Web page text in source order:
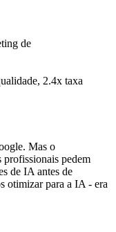
de
2.4x taxa
Mas o
pedem
de IA antes de
otimizar para a IA - era